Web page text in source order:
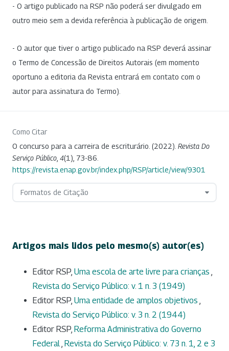
- O artigo publicado na RSP não poderá ser divulgado em
outro meio sem a devida referência à publicação de origem.
- O autor que tiver o artigo publicado na RSP deverá assinar
o Termo de Concessão de Direitos Autorais (em momento
oportuno a editoria da Revista entrará em contato com o
autor para assinatura do Termo).
Como Citar
O concurso para a carreira de escriturário. (2022). Revista Do
Serviço Público 4(1), 73-86.
https://revista.enap.gov.br/index.php/RSP/article/view/9301
Formatos de Citação
Artigos mais lidos pelo mesmo(s) autor(es)
Editor RSP, Uma escola de arte livre para crianças ,
Revista do Serviço Público: v. 1 n. 3 (1949)
Editor RSP, Uma entidade de amplos objetivos ,
Revista do Serviço Público: v. 3 n. 2 (1944)
Editor RSP, Reforma Administrativa do Governo
Federal, Revista do Serviço Público: v. 73 n. 1, 2 e 3